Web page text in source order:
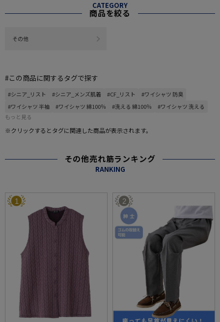
CATEGORY
商品を絞る
その他
#この商品に関するタグで探す
#シニア_リスト #シニア_メンズ肌着 #CF_リスト
#ワイシャツ 防臭
#ワイシャツ 半袖
#ワイシャツ 綿100％ #洗える 綿100％
#ワイシャツ 洗える
もっと見る
※クリックするとタグに関連した商品が表示されます。
その他売れ筋ランキング
RANKING
1 2